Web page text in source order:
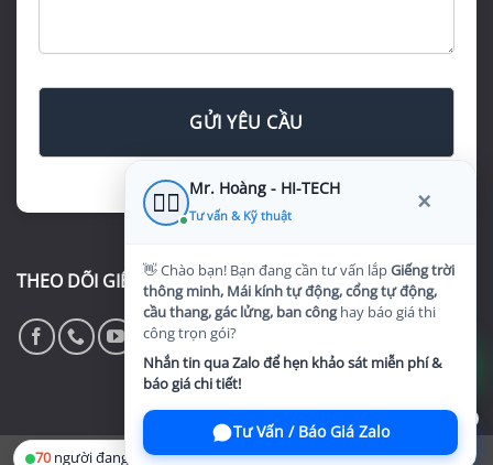
THEO DÕI GIẾNG TRỜI HI-TECH
Copyright 2026 ©HI-TECH
×
👷‍♂️ Mr. Hoàng - HI-TECH
Tư vấn & Kỹ thuật
👋 Chào bạn! Bạn đang cần tư vấn lắpGiếng trời
thông minh, Mái kính tự động, cổng tự động,
cầu thang, gác lửng, ban cônghay báo giá thi
công trọn gói?
Nhắn tin qua Zalo để hẹn khảo sát miễn phí &
báo giá chi tiết!
Tư Vấn / Báo Giá Zalo
70người đang online
Ray âm sàn, điều khiển App & Remote bảo mật
Cầu thang hiện đại
Mái che sân vườn
Che nắng mưa tự động, tối ưu không gian ngoài trời
Thi công - Cải tạo gác lửng & Ban công
Bảo trì & Sửa chữa